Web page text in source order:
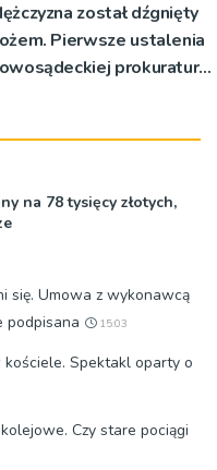
został dźgnięty
Pierwsze ustalenia
prokuratury
na 78 tysięcy złotych,
się. Umowa z wykonawcą
podpisana
15:03
Spektakl oparty o
Czy stare pociągi